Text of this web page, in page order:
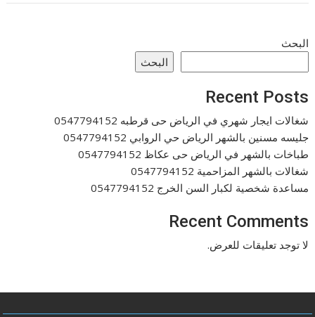
البحث
البحث
Recent Posts
شغالات ايجار شهري في الرياض حى قرطبه 0547794152
جليسه مسنين بالشهر الرياض حي الروابي 0547794152
طباخات بالشهر في الرياض حى عكاظ 0547794152
شغالات بالشهر المزاحمية 0547794152
مساعدة شخصية لكبار السن الخرج 0547794152
Recent Comments
لا توجد تعليقات للعرض.